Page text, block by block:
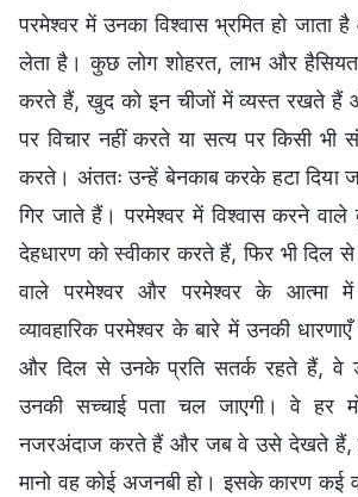
परमेश्वर में उनका विश्वास भ्रमित हो
लेता है। कुछ लोग शोहरत, लाभ और
करते हैं, खुद को इन चीजों में व्यस्त रखते हैं
पर विचार नहीं करते या सत्य पर किसी भी
करते। अंततः उन्हें बेनकाब करके हटा दिया
गिर जाते हैं। परमेश्वर में विश्वास करने
देहधारण को स्वीकार करते हैं, फिर भी दिल
वाले परमेश्वर और परमेश्वर के आत्मा में
व्यावहारिक परमेश्वर के बारे में उनकी
और दिल से उनके प्रति सतर्क रहते हैं, वे
उनकी सच्चाई पता चल जाएगी। वे हर
नजरअंदाज करते हैं और जब वे उसे देखते हैं,
मानो वह कोई अजनबी हो। इसके कारण कई